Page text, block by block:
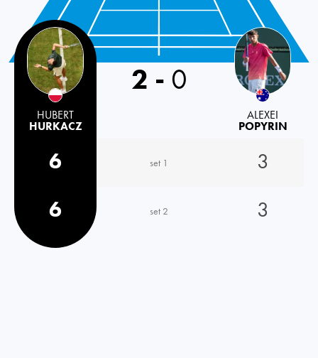
Poland
HUBERT
HURKACZ
2 - 0
ALEXEI
POPYRIN
6 set 1
3
6
set 2 3